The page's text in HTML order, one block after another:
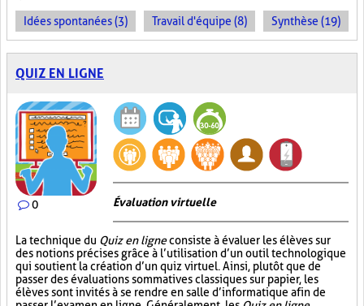
Idées spontanées (3) Travail d'équipe (8) Synthèse (19)
QUIZ EN LIGNE
0 Évaluation virtuelle
La technique du Quiz en ligneconsiste à évaluer les élèves sur
des notions précises grâce à l’utilisation d’un outil technologique
qui soutient la création d’un quiz virtuel. Ainsi, plutôt que de
passer des évaluations sommatives classiques sur papier, les
élèves sont invités à se rendre en salle d’informatique afin de